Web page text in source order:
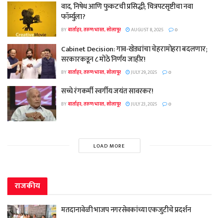
वाद, निषेध आणि फुकटची प्रसिद्धी; चित्रपटसृष्टीचा नवा
फॉर्म्युला?
BYवार्ताहर, तरुण भारत, सोलापूर AUGUST 8, 2025 0
Cabinet Decision: गाव-खेड्यांचा चेहरामोहरा बदलणार;
सरकारकडून ८ मोठे निर्णय जाहीर!
BYवार्ताहर, तरुण भारत, सोलापूर JULY 29, 2025 0
सच्चे रंगकर्मी स्वर्गीय जयंत सावरकर!
BYवार्ताहर, तरुण भारत, सोलापूर JULY 23, 2025 0
LOAD MORE
राजकीय
मतदानावेळी भाजप नगरसेवकांच्या एकजुटीचे प्रदर्शन